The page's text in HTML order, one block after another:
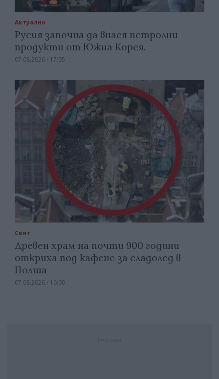
Актуално
Русия започна да внася петролни
продукти от Южна Корея.
07.08.2026 / 17:05
Свят
Древен храм на почти 900 години
откриха под кафене за сладолед в
Полша
07.08.2026 / 16:00